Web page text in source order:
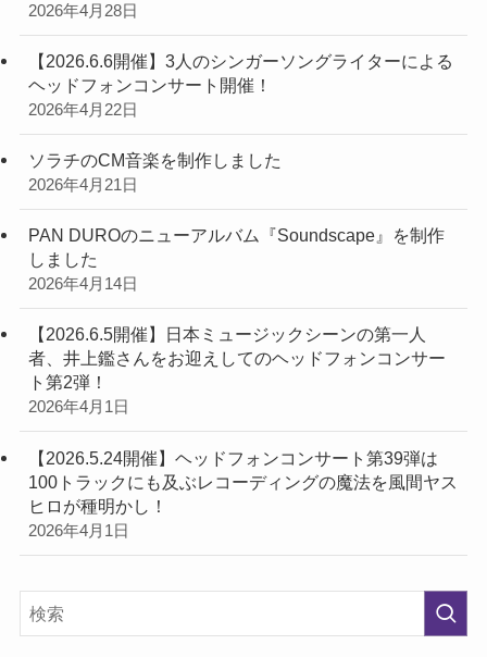
2026年4月28日
【2026.6.6開催】3人のシンガーソングライターによる
ヘッドフォンコンサート開催！
2026年4月22日
ソラチのCM音楽を制作しました
2026年4月21日
PAN DUROのニューアルバム『Soundscape』を制作
しました
2026年4月14日
【2026.6.5開催】日本ミュージックシーンの第一人
者、井上鑑さんをお迎えしてのヘッドフォンコンサー
ト第2弾！
2026年4月1日
【2026.5.24開催】ヘッドフォンコンサート第39弾は
100トラックにも及ぶレコーディングの魔法を風間ヤス
ヒロが種明かし！
2026年4月1日